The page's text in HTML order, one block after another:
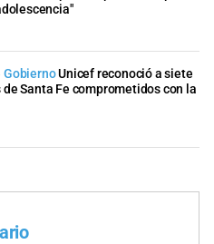
GobiernoUnicef reconoció a siete
Santa Fe comprometidos con la